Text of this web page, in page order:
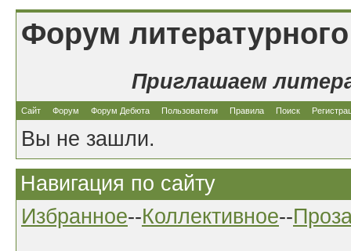
Форум
Приглашаем
Сайт Форум Форум Дебюта Пользователи Правила Поиск
Вы не зашли.
Навигация по сайту
Избранное--Коллективное--